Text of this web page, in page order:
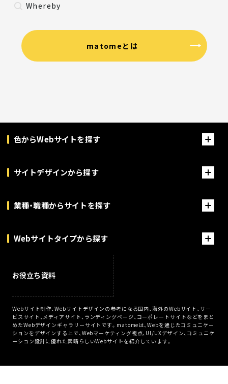
Whereby
matomeとは
色からWebサイトを探す
サイトデザインから探す
業種・職種からサイトを探す
Webサイトタイプから探す
お役立ち資料
Webサイト制作、Webサイトデザインの参考になる国内、海外のWebサイト、サー
ビスサイト、メディアサイト、ランディングページ、コーポレートサイトなどをまと
めたWebデザインギャラリーサイトです。matomeは、Webを通じたコミュニケー
ションをデザインする上で、Webマーケティング視点、UI/UXデザイン、コミュニケ
ーション設計に優れた素晴らしいWebサイトを紹介しています。